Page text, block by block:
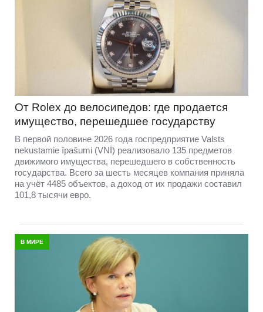
От Rolex до велосипедов: где продается
имущество, перешедшее государству
В первой половине 2026 года госпредприятие Valsts
nekustamie īpašumi (VNĪ) реализовало 135 предметов
движимого имущества, перешедшего в собственность
государства. Всего за шесть месяцев компания приняла
на учёт 4485 объектов, а доход от их продажи составил
101,8 тысячи евро.
В МИРЕ